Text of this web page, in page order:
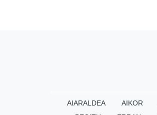
AIARALDEA AIKOR